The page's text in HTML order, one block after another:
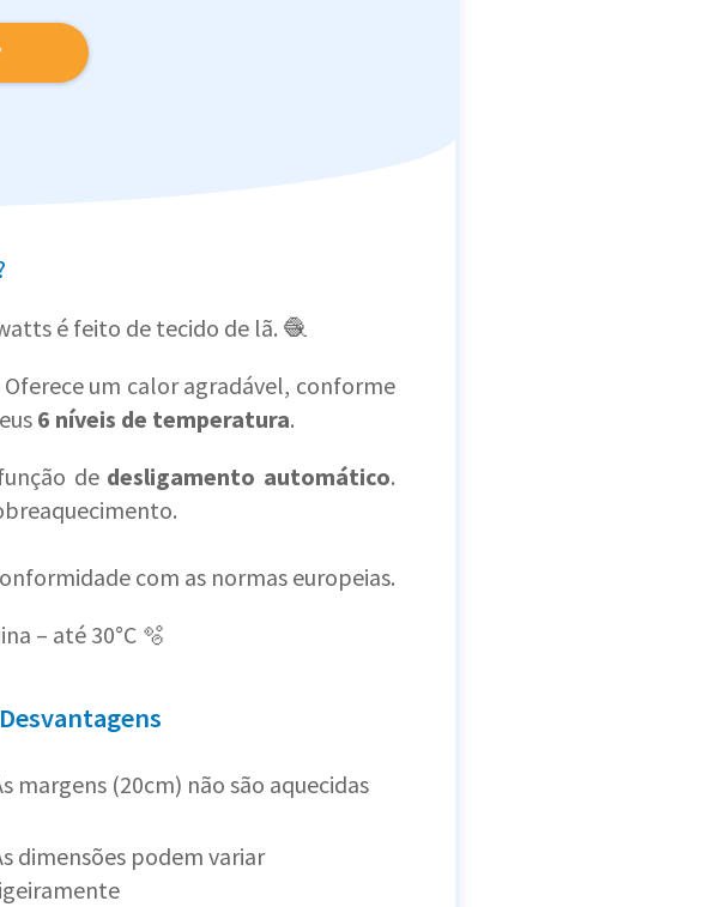
é feito de tecido de lã. 🧶
um calor agradável, conforme
6 níveis de temperatura.
de desligamento automático.
com as normas europeias.
– até 30°C 🫧
Desvantagens
margens (20cm) não são aquecidas
dimensões podem variar